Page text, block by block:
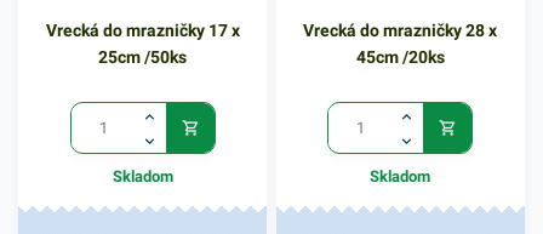
Vrecká do mrazničky 17 x
25cm /50ks
Skladom
Vrecká do mrazničky 28 x
45cm /20ks
Skladom